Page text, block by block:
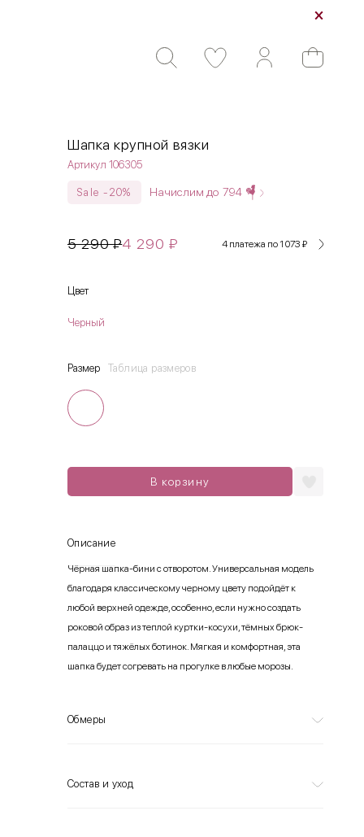
Шапка крупной вязки
Артикул 106305
Sale -20% Начислим до 794
5 290₽4 290 ₽ 4 платежа по 1 073 ₽
Цвет
Черный
Размер Таблица размеров
В корзину
Описание
Чёрная шапка-бини с отворотом. Универсальная модель
благодаря классическому черному цвету подойдёт к
любой верхней одежде, особенно, если нужно создать
роковой образ из теплой куртки-косухи, тёмных брюк-
палаццо и тяжёлых ботинок. Мягкая и комфортная, эта
шапка будет согревать на прогулке в любые морозы.
Обмеры
Состав и уход